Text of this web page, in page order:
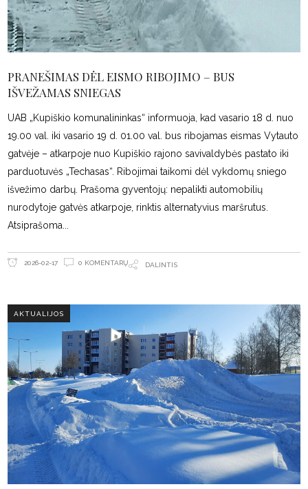
PRANEŠIMAS DĖL EISMO RIBOJIMO – BUS
IŠVEŽAMAS SNIEGAS
UAB „Kupiškio komunalininkas“ informuoja, kad vasario 18 d. nuo
19.00 val. iki vasario 19 d. 01.00 val. bus ribojamas eismas Vytauto
gatvėje – atkarpoje nuo Kupiškio rajono savivaldybės pastato iki
parduotuvės „Techasas“. Ribojimai taikomi dėl vykdomų sniego
išvežimo darbų. Prašoma gyventojų: nepalikti automobilių
nurodytoje gatvės atkarpoje, rinktis alternatyvius maršrutus.
Atsiprašoma
2026-02-17 0 KOMENTARŲ DALINTIS
AKTUALIJOS